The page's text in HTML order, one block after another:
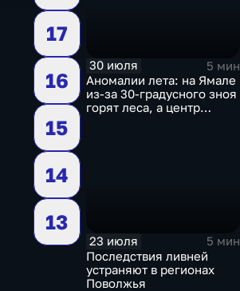
17
16
15
14
13
30 июля
5 мин
Аномалии лета: на Ямале
из-за 30-градусного зноя
горят леса, а центр
23 июля
5 мин
Последствия ливней
устраняют в регионах
Поволжья